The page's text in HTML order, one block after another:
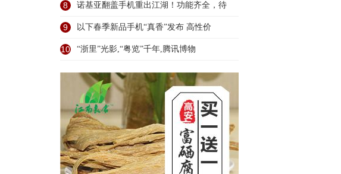
8 诺基亚翻盖手机重出江湖！功能齐全，待
9 以下春季新品手机“真香”发布 高性价
10 “浙里”光影,“粤览”千年,腾讯博物